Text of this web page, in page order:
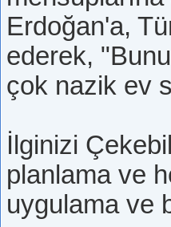
Erdoğan'a,
ederek,
çok nazik ev
İlginizi
planlama ve
uygulama ve